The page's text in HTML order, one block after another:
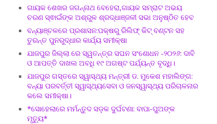
ଗାୟକ ଶେଖର ଜଗନ୍ନାଥ ବେହେରା,ଗାୟକ ସମ୍ରାଟ ଅଭୟ
ଚରଣ ସ୍ଵାଇଁଙ୍କ ଅଶ୍ରୁଳ ଶ୍ରଦ୍ଧାଞ୍ଜଳୀ ସଭା ଅନୁଷ୍ଠିତ ହେବ
ବନ୍ୟାଞ୍ଚଳରେ ପ୍ରଶାସନ:ପକ୍ଷରୁ ରିଲିଫ୍ କିଟ୍ ବଣ୍ଟନ ସହ
ତୁରନ୍ତ ପୁନରୁଦ୍ଧାର କାର୍ଯ୍ୟ ସମୀକ୍ଷା
ଯାଜପୁର ଜିଲ୍ଲା ରେ ସ୍ୱତନ୍ତ୍ର ସଘନ ସଂଶୋଧନ -୨୦୨୬: ଦାବି
ଓ ଆପତ୍ତି ଦାଖଲ ଅବଧି ୧୯ ଅଗଷ୍ଟ ପର୍ଯ୍ୟନ୍ତ ବୃଦ୍ଧି।
ଯାଜପୁର ଗସ୍ତରେ ସ୍ୱାସ୍ଥ୍ୟ ମନ୍ତ୍ରୀ ଡ. ମୁକେଶ ମହାଲିଙ୍ଗ:
ବନ୍ୟା ପରବର୍ତ୍ତୀ ସ୍ୱାସ୍ଥ୍ୟସେବା ଓ ଜନସ୍ୱାସ୍ଥ୍ୟ ପରିଚାଳନାର
କଲେ ସମୀକ୍ଷା।
*ସୋହେଲାରେ ମର୍ମନ୍ତୁଦ ସଡ଼କ ଦୁର୍ଘଟଣା: ବାପା-ପୁଅଙ୍କ
ମୃତ୍ୟୁ*